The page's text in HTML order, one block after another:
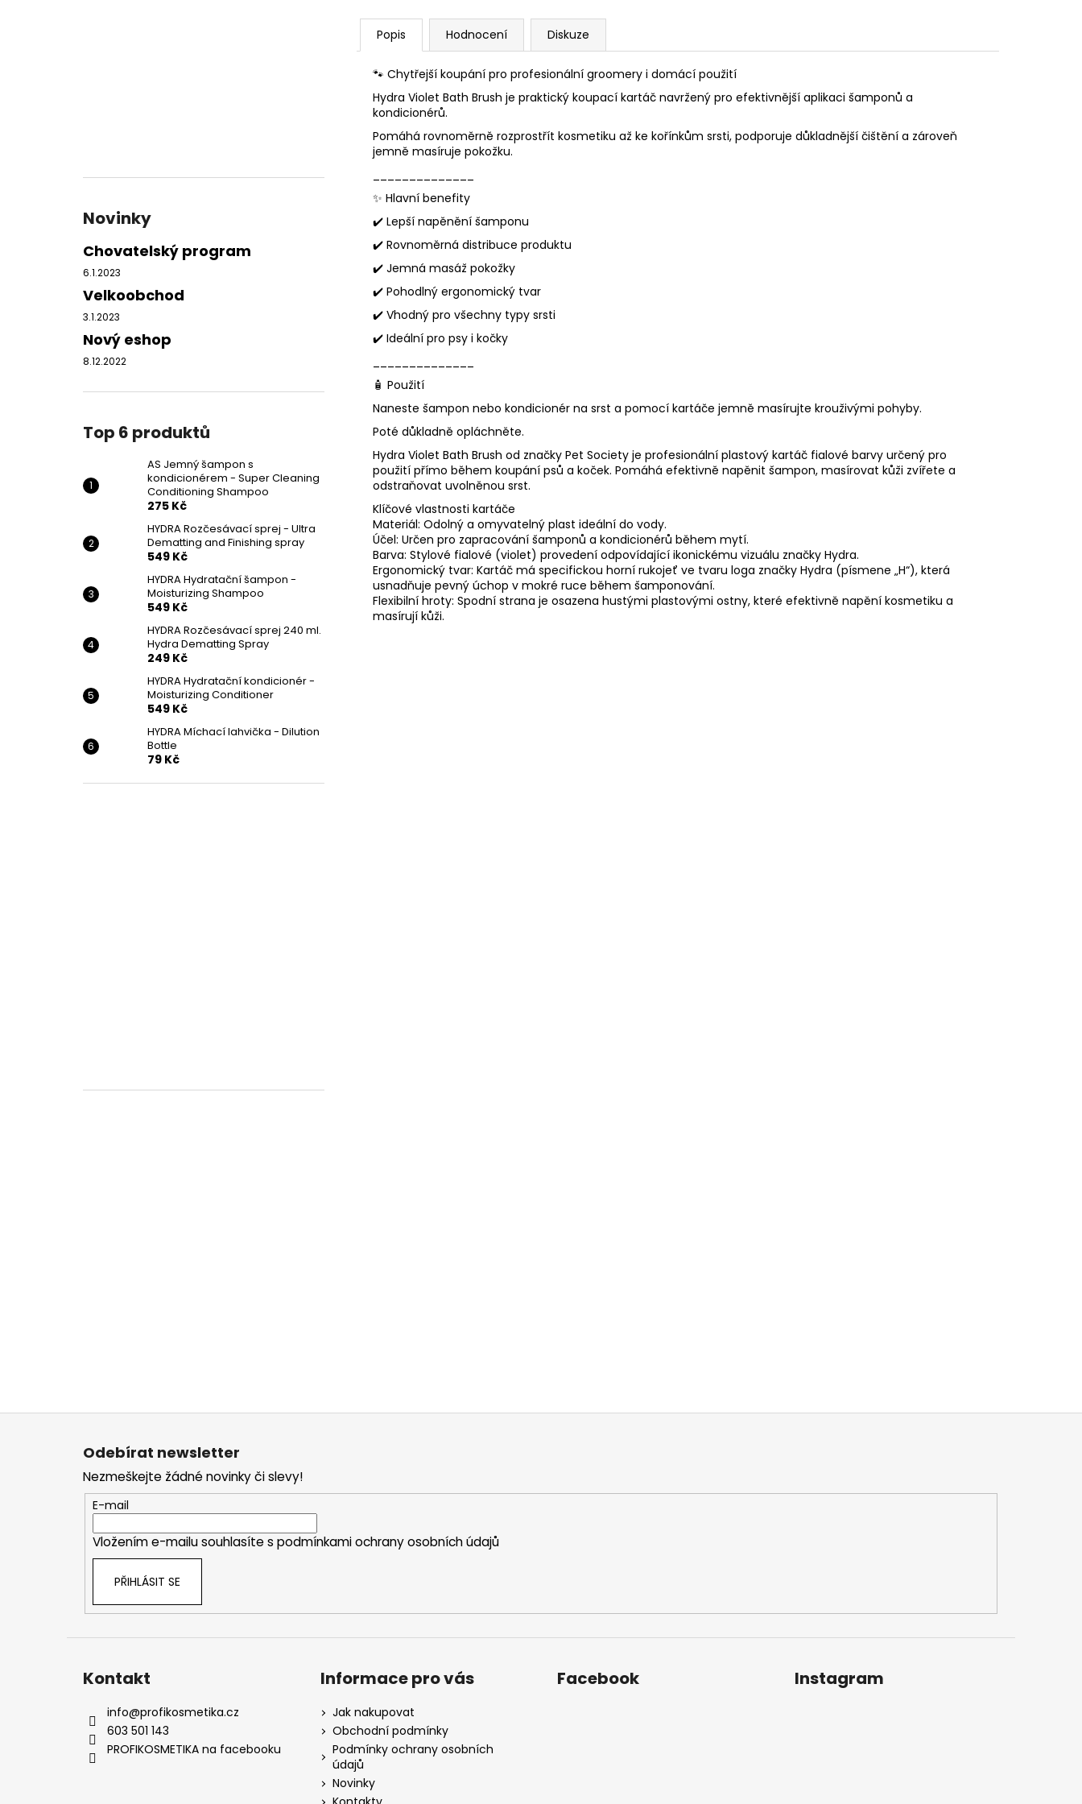
Novinky
Chovatelský program
6.1.2023
Velkoobchod
3.1.2023
Nový eshop
8.12.2022
Top 6 produktů
AS Jemný šampon s
kondicionérem - Super Cleaning
Conditioning Shampoo
275 Kč
HYDRA Rozčesávací sprej - Ultra
Dematting and Finishing spray
549 Kč
HYDRA Hydratační šampon -
Moisturizing Shampoo
549 Kč
HYDRA Rozčesávací sprej 240 ml.
Hydra Dematting Spray
249 Kč
HYDRA Hydratační kondicionér -
Moisturizing Conditioner
549 Kč
HYDRA Míchací lahvička - Dilution
Bottle
79 Kč
Popis Hodnocení Diskuze
🐾 Chytřejší koupání pro profesionální groomery i domácí použití
Hydra Violet Bath Brush je praktický koupací kartáč navržený pro efektivnější aplikaci šamponů a
kondicionérů.
Pomáhá rovnoměrně rozprostřít kosmetiku až ke kořínkům srsti, podporuje důkladnější čištění a zároveň
jemně masíruje pokožku.
✨ Hlavní benefity
✔️ Lepší napěnění šamponu
✔️ Rovnoměrná distribuce produktu
✔️ Jemná masáž pokožky
✔️ Pohodlný ergonomický tvar
✔️ Vhodný pro všechny typy srsti
✔️ Ideální pro psy i kočky
🧴 Použití
Naneste šampon nebo kondicionér na srst a pomocí kartáče jemně masírujte krouživými pohyby.
Poté důkladně opláchněte.
Hydra Violet Bath Brush od značky Pet Society je profesionální plastový kartáč fialové barvy určený pro
použití přímo během koupání psů a koček. Pomáhá efektivně napěnit šampon, masírovat kůži zvířete a
odstraňovat uvolněnou srst.
Klíčové vlastnosti kartáče
Materiál: Odolný a omyvatelný plast ideální do vody.
Účel: Určen pro zapracování šamponů a kondicionérů během mytí.
Barva: Stylové fialové (violet) provedení odpovídající ikonickému vizuálu značky Hydra.
Ergonomický tvar: Kartáč má specifickou horní rukojeť ve tvaru loga značky Hydra (písmene „H“), která
usnadňuje pevný úchop v mokré ruce během šamponování.
Flexibilní hroty: Spodní strana je osazena hustými plastovými ostny, které efektivně napění kosmetiku a
masírují kůži.
Odebírat newsletter
Nezmeškejte žádné novinky či slevy!
E-mail
Vložením e-mailu souhlasíte s podmínkami ochrany osobních údajů
PŘIHLÁSIT SE
Kontakt
info@profikosmetika.cz
603 501 143
PROFIKOSMETIKA na facebooku
Informace pro vás
Jak nakupovat
Obchodní podmínky
Podmínky ochrany osobních
údajů
Novinky
Facebook Instagram